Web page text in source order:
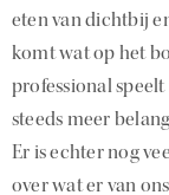
eten van dichtbij
komt wat op het
professional
steeds meer
Er is echter nog
over wat er van